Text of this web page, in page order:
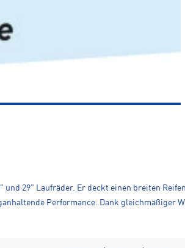
29" Laufräder. Er deckt einen breiten
Performance. Dank gleichmäßiger